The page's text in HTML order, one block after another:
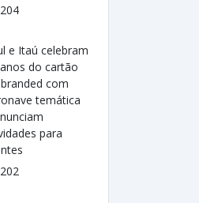
204
e Itaú celebram
do cartão
com
temática
para
202